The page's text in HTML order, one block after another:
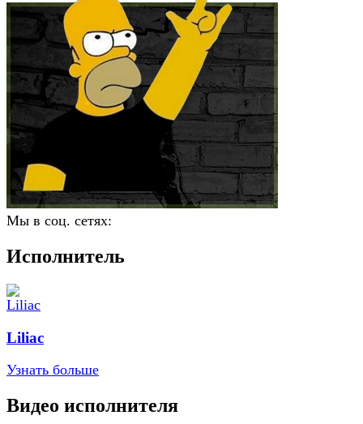
Мы в соц. сетях:
Исполнитель
Liliac
Узнать больше
Видео исполнителя